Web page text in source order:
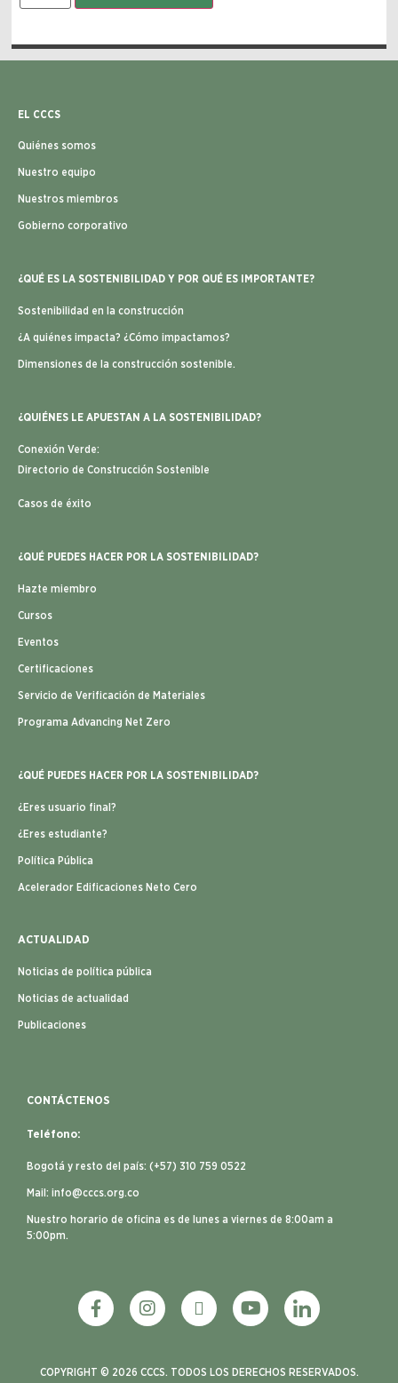
EL CCCS
Quiénes somos
Nuestro equipo
Nuestros miembros
Gobierno corporativo
¿QUÉ ES LA SOSTENIBILIDAD Y POR QUÉ ES IMPORTANTE?
Sostenibilidad en la construcción
¿A quiénes impacta? ¿Cómo impactamos?
Dimensiones de la construcción sostenible.
¿QUIÉNES LE APUESTAN A LA SOSTENIBILIDAD?
Conexión Verde:
Directorio de Construcción Sostenible
Casos de éxito
¿QUÉ PUEDES HACER POR LA SOSTENIBILIDAD?
Hazte miembro
Cursos
Eventos
Certificaciones
Servicio de Verificación de Materiales
Programa Advancing Net Zero
¿QUÉ PUEDES HACER POR LA SOSTENIBILIDAD?
¿Eres usuario final?
¿Eres estudiante?
Política Pública
Acelerador Edificaciones Neto Cero
ACTUALIDAD
Noticias de política pública
Noticias de actualidad
Publicaciones
CONTÁCTENOS
Teléfono:
Bogotá y resto del país: (+57) 310 759 0522
Mail: info@cccs.org.co
Nuestro horario de oficina es de lunes a viernes de 8:00am a
5:00pm.
COPYRIGHT © 2026 CCCS. TODOS LOS DERECHOS RESERVADOS.